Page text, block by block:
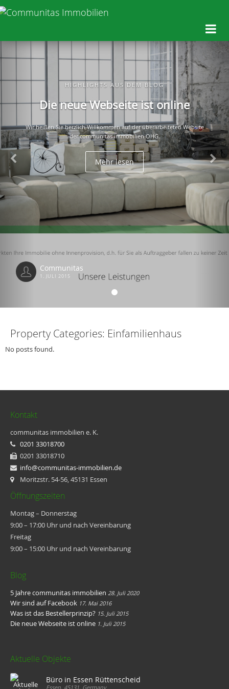
HIGHLIGHTS AUS DEM BLOG
Die neue Webseite ist online
Wir heißen Sie herzlich Willkommen auf der überarbeiteten Website
der communitas immobilien OHG.
Mehr lesen
Communitas
1. JULI 2015
Property Categories: Einfamilienhaus
No posts found.
Kontakt
communitas immobilien e. K.
0201 33018700
0201 33018710
info@communitas-immobilien.de
Moritzstr. 54-56, 45131 Essen
Öffnungszeiten
Montag – Donnerstag
9:00 – 17:00 Uhr und nach Vereinbarung
Freitag
9:00 – 15:00 Uhr und nach Vereinbarung
Blog
5 Jahre communitas immobilien 28. Juli 2020
Wir sind auf Facebook 17. Mai 2016
Was ist das Bestellerprinzip? 15. Juli 2015
Die neue Webseite ist online 1. Juli 2015
Aktuelle Objekte
Büro in Essen Rüttenscheid
Essen, 45131, Germany